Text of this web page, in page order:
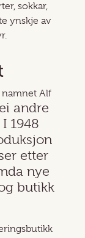
sokkar,
ynskje av
namnet Alf
andre
1948
etter
nye
butikk